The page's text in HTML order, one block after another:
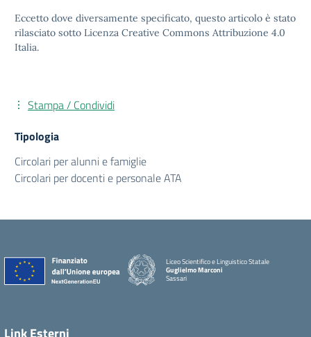
Eccetto dove diversamente specificato, questo articolo è stato
rilasciato sotto Licenza Creative Commons Attribuzione 4.0
Italia.
Stampa / Condividi
Tipologia
Circolari per alunni e famiglie
Circolari per docenti e personale ATA
Liceo Scientifico e Linguistico Statale
Guglielmo Marconi
Sassari
Link Esterni